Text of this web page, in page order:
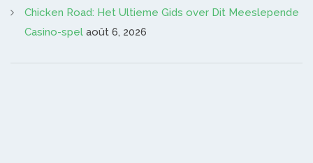
Chicken Road: Het Ultieme Gids over Dit Meeslepende
Casino-spel août 6, 2026